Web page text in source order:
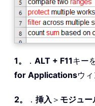
1。 ． ALT + F11キー
for Applicationsウ
2。 ． 挿入 ＞ モジュー